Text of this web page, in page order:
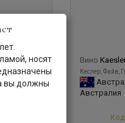
бленда
2018 Вино
Кеслер, Файв,
Австралия
носят
вы должны